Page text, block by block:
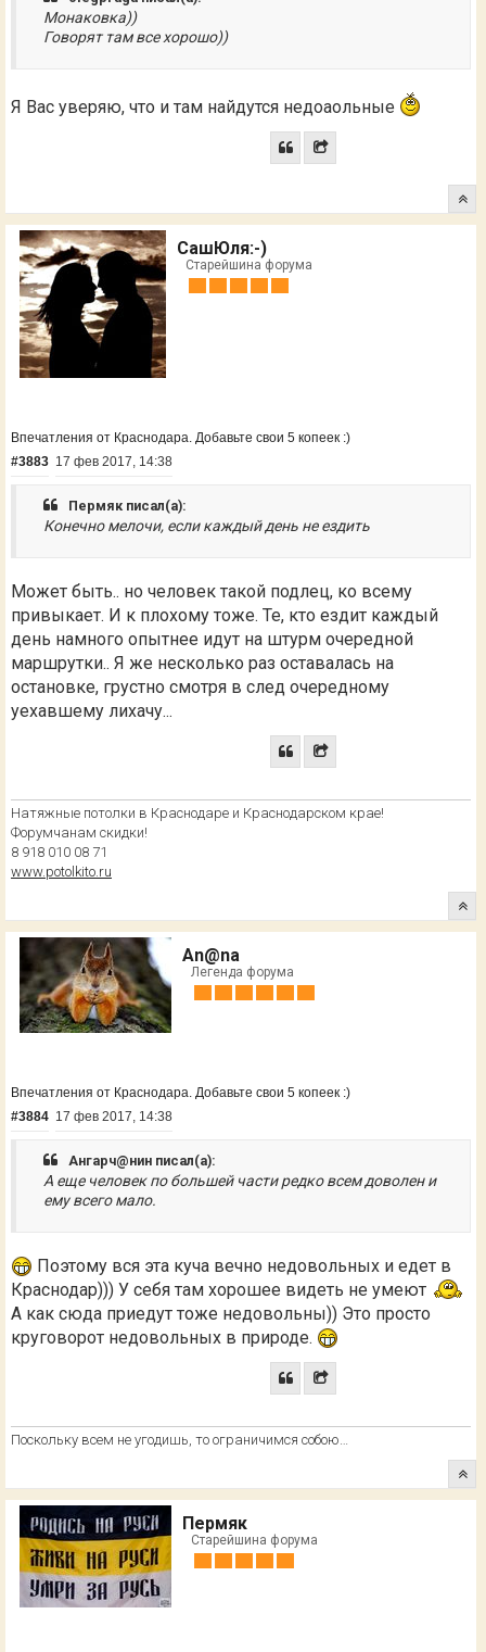
Монаковка))
Говорят там все хорошо))
Я Вас уверяю, что и там найдутся недоаольные
СашЮля:-)
Старейшина форума
Впечатления от Краснодара. Добавьте свои 5 копеек :)
#3883 17 фев 2017, 14:38
Пермяк писал(а):
Конечно мелочи, если каждый день не ездить
Может быть.. но человек такой подлец, ко всему
привыкает. И к плохому тоже. Те, кто ездит каждый
день намного опытнее идут на штурм очередной
маршрутки.. Я же несколько раз оставалась на
остановке, грустно смотря в след очередному
уехавшему лихачу...
Натяжные потолки в Краснодаре и Краснодарском крае!
Форумчанам скидки!
8 918 010 08 71
www.potolkito.ru
An@na
Легенда форума
Впечатления от Краснодара. Добавьте свои 5 копеек :)
#3884 17 фев 2017, 14:38
Ангарч@нин писал(а):
А еще человек по большей части редко всем доволен и
ему всего мало.
Поэтому вся эта куча вечно недовольных и едет в
Краснодар))) У себя там хорошее видеть не умеют
А как сюда приедут тоже недовольны)) Это просто
круговорот недовольных в природе.
Поскольку всем не угодишь, то ограничимся собою…
Пермяк
Старейшина форума